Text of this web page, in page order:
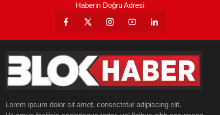
Haberin Doğru Adresi
Lorem ipsum dolor sit amet, consectetur adipiscing elit.